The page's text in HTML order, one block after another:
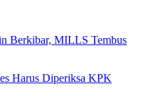
Berkibar, MILLS Tembus
Harus Diperiksa KPK